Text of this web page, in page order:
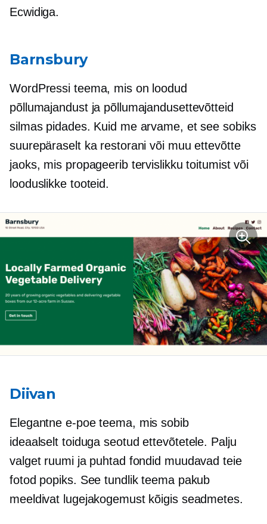
Ecwidiga.
Barnsbury
WordPressi teema, mis on loodud
põllumajandust ja põllumajandusettevõtteid
silmas pidades. Kuid me arvame, et see sobiks
suurepäraselt ka restorani või muu ettevõtte
jaoks, mis propageerib tervislikku toitumist või
looduslikke tooteid.
Diivan
Elegantne e-poe teema, mis sobib
ideaalselt toiduga seotud ettevõtetele. Palju
valget ruumi ja puhtad fondid muudavad teie
fotod popiks. See tundlik teema pakub
meeldivat lugejakogemust kõigis seadmetes.